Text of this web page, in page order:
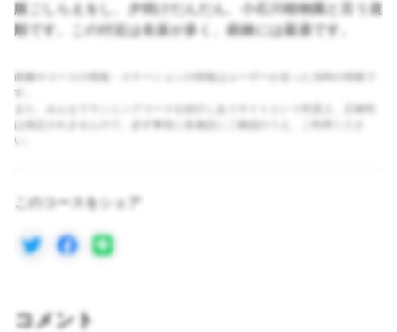
腹ごしらえをし、夕焼けだんだん、小石川植物園と言う道
順です。この付近は名坂が多く、鍛錬には最適です。
画像やコースの情報・ステーションの情報はユーザーが走った当時の情報で
す。
また、みんなでランニングコースを紹介しあうサイトという性質上、正確性
は保証されませんので、必ず事前に各施設にご確認のうえ、ご利用くださ
い。
このコースをシェア
コメント